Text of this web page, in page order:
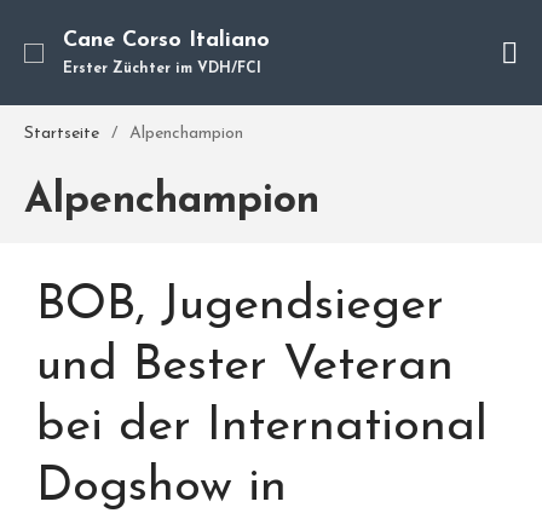
Würfe
Über mich
Hundevermittlung
Kontakt
Blog
Cane Corso Italiano
Erster Züchter im VDH/FCI
Startseite / Alpenchampion
Alpenchampion
BOB, Jugendsieger
und Bester Veteran
bei der International
Dogshow in